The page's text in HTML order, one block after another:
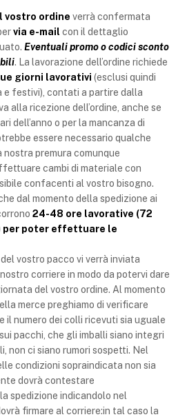
vostro ordine verrà confermata
via e-mail con il dettaglio
Eventuali promo o codici sconto
. La lavorazione dell’ordine richiede
giorni lavorativi (esclusi quindi
e festivi), contati a partire dalla
alla ricezione dell’ordine, anche se
dell’anno o per la mancanza di
essere necessario qualche
nostra premura comunque
cambi di materiale con
confacenti al vostro bisogno.
dal momento della spedizione ai
24-48 ore lavorative (72
per poter effettuare le
del vostro pacco vi verrà inviata
corriere in modo da potervi dare
del vostro ordine. Al momento
merce preghiamo di verificare
il numero dei colli ricevuti sia uguale
pacchi, che gli imballi siano integri
non ci siano rumori sospetti. Nel
condizioni sopraindicata non sia
dovrà contestare
spedizione indicandolo nel
firmare al corriere:in tal caso la